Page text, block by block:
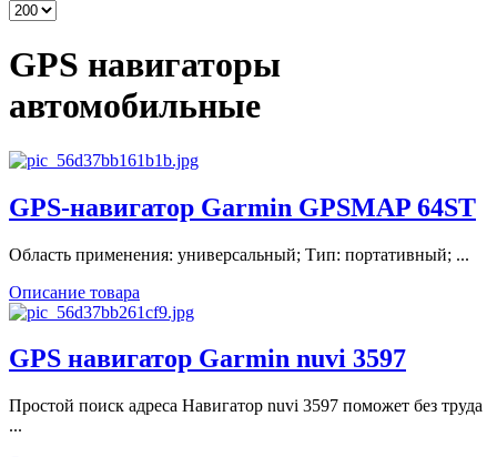
GPS навигаторы
автомобильные
GPS-навигатор Garmin GPSMAP 64ST
Область применения: универсальный; Тип: портативный; ...
Описание товара
GPS навигатор Garmin nuvi 3597
Простой поиск адреса Навигатор nuvi 3597 поможет без труда
...